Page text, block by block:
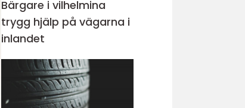
Bärgare i vilhelmina
trygg hjälp på vägarna i
inlandet